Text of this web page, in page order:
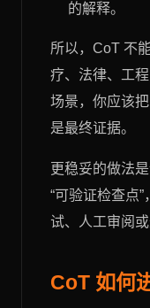
的解释。
所以，CoT 不
疗、法律、工
场景，你应该
是最终证据。
更稳妥的做法
“可验证检查点
试、人工审阅
CoT 如何